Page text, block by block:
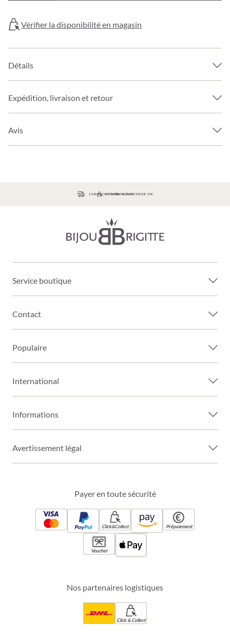
Vérifier la disponibilité en magasin
Détails
Expédition, livraison et retour
Avis
LIVRAISON GRATUITE À PARTIR DE 39€
Service boutique
Contact
Populaire
International
Informations
Avertissement légal
Payer en toute sécurité
Click&Collect Prépaiement
Voucher
Nos partenaires logistiques
Click & Collect